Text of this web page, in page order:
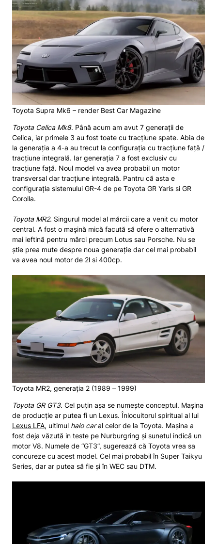
Toyota Supra Mk6 – render Best Car Magazine
Toyota Celica Mk8. Până acum am avut 7 generații de
Celica, iar primele 3 au fost toate cu tracțiune spate. Abia de
la generația a 4-a au trecut la configurația cu tracțiune față /
tracțiune integrală. Iar generația 7 a fost exclusiv cu
tracțiune față. Noul model va avea probabil un motor
transversal dar tracțiune integrală. Pantru că asta e
configurația sistemului GR-4 de pe Toyota GR Yaris si GR
Corolla.
Toyota MR2. Singurul model al mărcii care a venit cu motor
central. A fost o mașină mică facută să ofere o alternativă
mai ieftină pentru mărci precum Lotus sau Porsche. Nu se
știe prea mute despre noua generație dar cel mai probabil
va avea noul motor de 2l si 400cp.
Toyota MR2, generația 2 (1989 – 1999)
Toyota GR GT3. Cel puțin așa se numește conceptul. Mașina
de producție ar putea fi un Lexus. Înlocuitorul spiritual al lui
Lexus LFA, ultimul halo caral celor de la Toyota. Mașina a
fost deja văzută in teste pe Nurburgring și sunetul indică un
motor V8. Numele de “GT3”, sugerează că Toyota vrea sa
concureze cu acest model. Cel mai probabil în Super Taikyu
Series, dar ar putea să fie și în WEC sau DTM.